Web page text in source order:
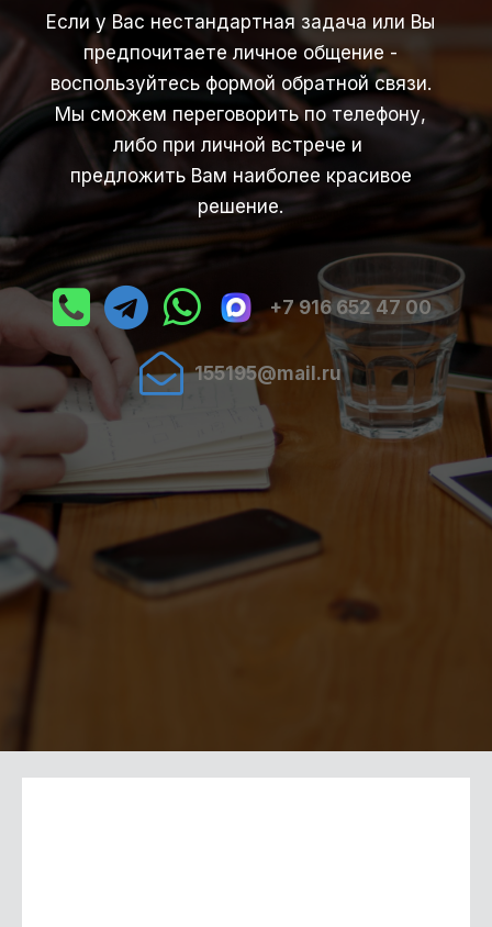
Если у Вас нестандартная задача или Вы
предпочитаете личное общение -
воспользуйтесь формой обратной связи.
Мы сможем переговорить по телефону,
либо при личной встрече и
предложить Вам наиболее красивое
решение.
   +7 916 652 47 00
 155195@mail.ru